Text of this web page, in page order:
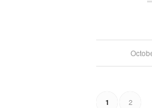
1 2